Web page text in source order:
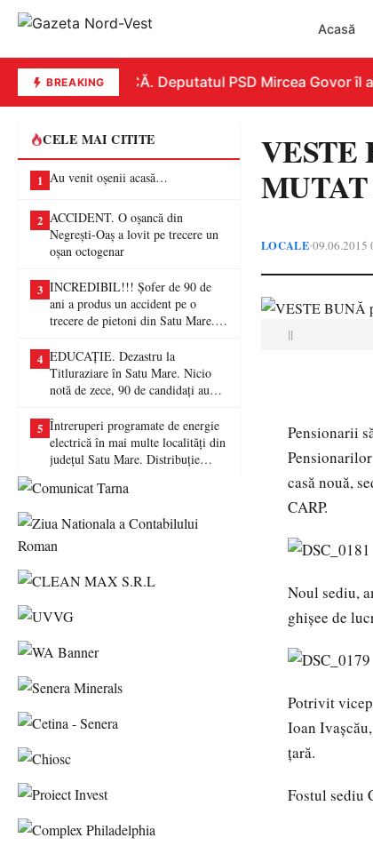
Acasă
BREAKINGREPLICĂ. Deputatul PSD Mircea Govor îl
CELE MAI CITITE
1 Au venit oșenii acasă…
2 ACCIDENT. O oșancă din
Negrești-Oaș a lovit pe trecere un
oșan octogenar
3 INCREDIBIL!!! Șofer de 90 de
ani a produs un accident pe o
trecere de pietoni din Satu Mare. O
4 EDUCAȚIE. Dezastru la
Titluraziare în Satu Mare. Nicio
notă de zece, 90 de candidați au
5 Întreruperi programate de energie
electrică în mai multe localități din
județul Satu Mare. Distribuție
lucrări la rețea
VESTE
MUTAT
LOCALE•09.06.2015
||
Pensionarii
casă nouă,
CARP.
Noul sediu,
ghişee de
Potrivit
Ioan
ţară.
Fostul sediu